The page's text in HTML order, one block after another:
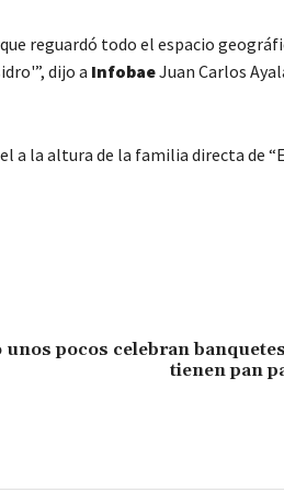
reguardó todo el espacio
dijo a InfobaeJuan Carlos
a la altura de la familia directa de
unos pocos celebran
tienen pan